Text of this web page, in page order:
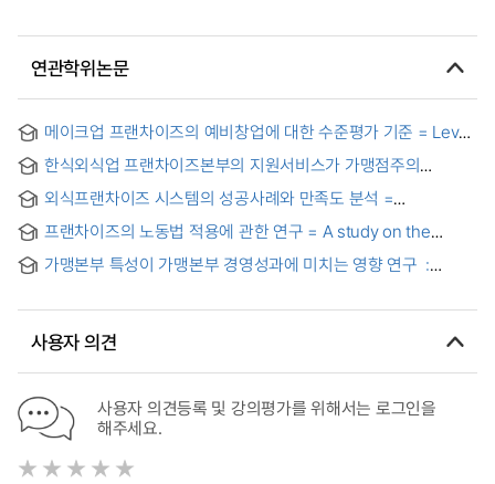
연관학위논문
메이크업 프랜차이즈의 예비창업에 대한 수준평가 기준 = Level
up franchise
한식외식업 프랜차이즈본부의 지원서비스가 가맹점주의
외식프랜차이즈 시스템의 성공사례와 만족도 분석 =
Franchise System
프랜차이즈의 노동법 적용에 관한 연구 = A study on the
가맹본부 특성이 가맹본부 경영성과에 미치는 영향 연구 :
사용자 의견
사용자 의견등록 및 강의평가를 위해서는 로그인을
해주세요.